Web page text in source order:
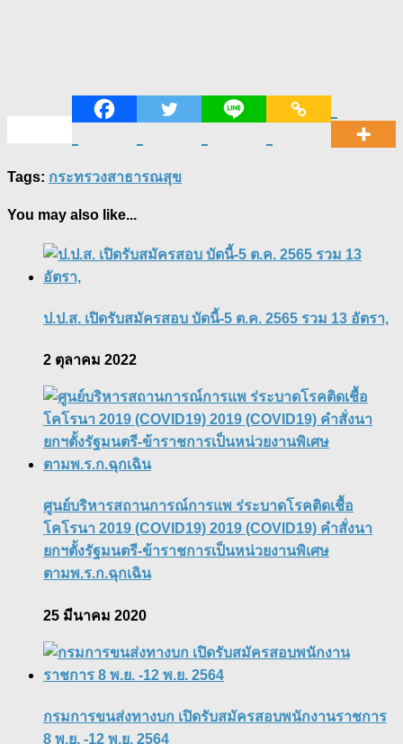
Tags: กระทรวงสาธารณสุข
You may also like...
ป.ป.ส. เปิดรับสมัครสอบ บัดนี้-5 ต.ค. 2565 รวม 13 อัตรา,
2 ตุลาคม 2022
ศูนย์บริหารสถานการณ์การแพ ร่ระบาดโรคติดเชื้อ
โคโรนา 2019 (COVID19) 2019 (COVID19) คำสั่งนา
ยกฯตั้งรัฐมนตรี-ข้าราชการเป็นหน่วยงานพิเศษ
ตามพ.ร.ก.ฉุกเฉิน
25 มีนาคม 2020
กรมการขนส่งทางบก เปิดรับสมัครสอบพนักงานราชการ
8 พ.ย. -12 พ.ย. 2564